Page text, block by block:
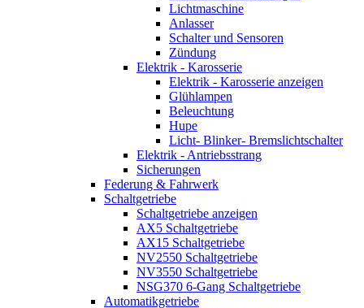
Lichtmaschine
Anlasser
Schalter und Sensoren
Zündung
Elektrik - Karosserie
Elektrik - Karosserie anzeigen
Glühlampen
Beleuchtung
Hupe
Licht- Blinker- Bremslichtschalter
Elektrik - Antriebsstrang
Sicherungen
Federung & Fahrwerk
Schaltgetriebe
Schaltgetriebe anzeigen
AX5 Schaltgetriebe
AX15 Schaltgetriebe
NV2550 Schaltgetriebe
NV3550 Schaltgetriebe
NSG370 6-Gang Schaltgetriebe
Automatikgetriebe